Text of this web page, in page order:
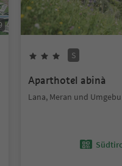
S
Aparthotel abinà
Lana, Meran und